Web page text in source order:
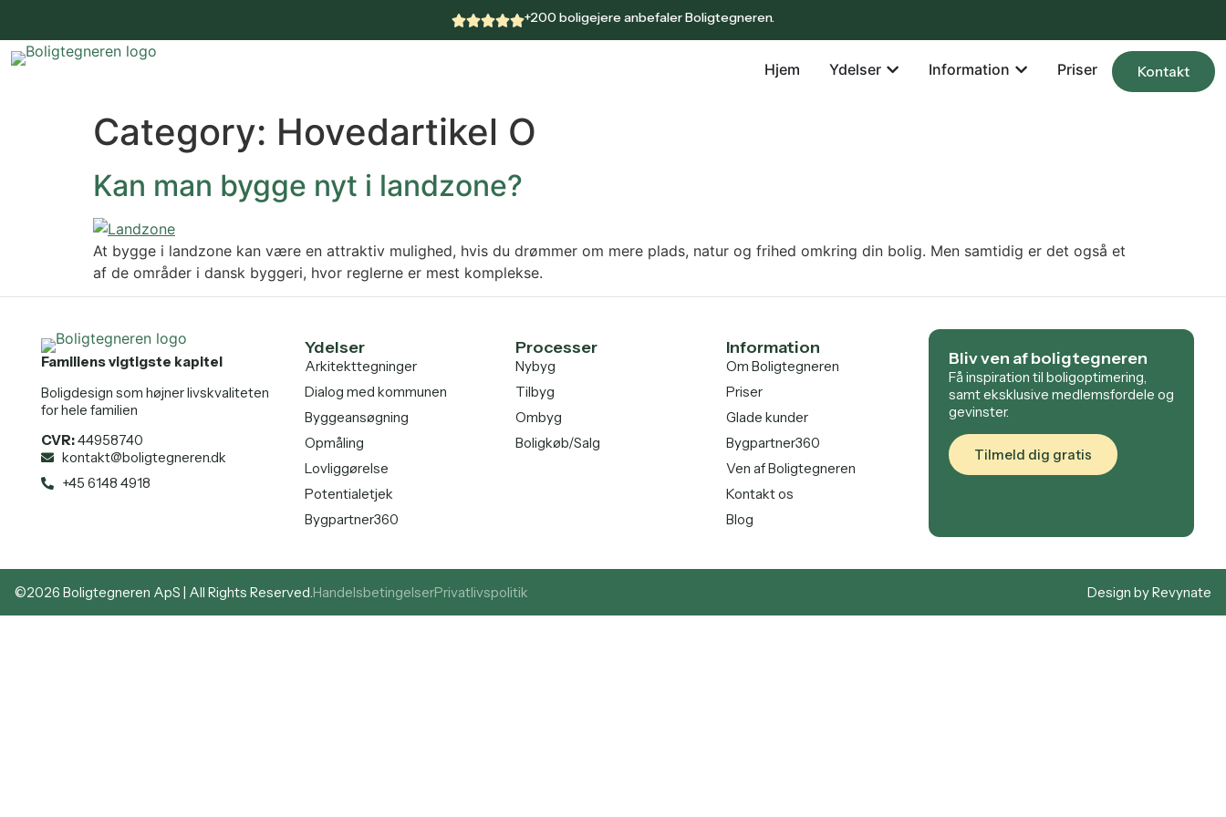
+200 boligejere anbefaler Boligtegneren.
Hjem Ydelser Information Priser Kontakt
Category: Hovedartikel O
Kan man bygge nyt i landzone?
At bygge i landzone kan være en attraktiv mulighed, hvis du drømmer om mere plads, natur og frihed omkring din bolig. Men samtidig er det også et
af de områder i dansk byggeri, hvor reglerne er mest komplekse.
Familiens vigtigste kapitel
Boligdesign som højner livskvaliteten
for hele familien
CVR:44958740
kontakt@boligtegneren.dk
+45 6148 4918
Ydelser
Arkitekttegninger
Dialog med kommunen
Byggeansøgning
Opmåling
Lovliggørelse
Potentialetjek
Bygpartner360
Processer
Nybyg
Tilbyg
Ombyg
Boligkøb/Salg
Information
Om Boligtegneren
Priser
Glade kunder
Bygpartner360
Ven af Boligtegneren
Kontakt os
Blog
Bliv ven af boligtegneren
Få inspiration til boligoptimering,
samt eksklusive medlemsfordele og
gevinster.
Tilmeld dig gratis
©2026 Boligtegneren ApS | All Rights Reserved.HandelsbetingelserPrivatlivspolitik Design by Revynate